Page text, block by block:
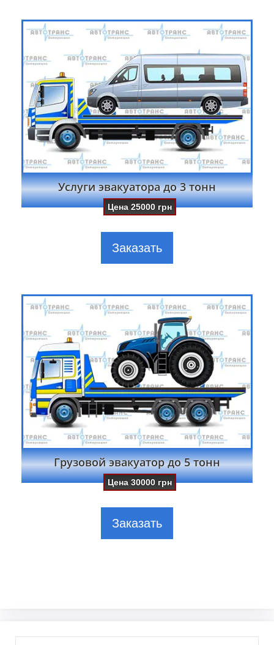
Услуги эвакуатора до 3 тонн
Цена25000 грн
Заказать
Грузовой эвакуатор до 5 тонн
Цена30000 грн
Заказать